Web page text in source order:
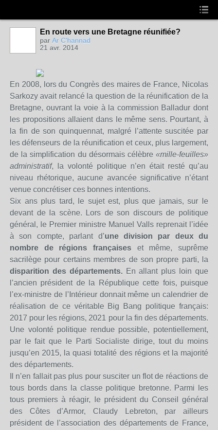
En route vers une Bretagne réunifiée?
par Ar C'hannad
21 avr. 2014
En 2008, lors du Congrès des maires de France, Nicolas
Sarkozy avait relancé la question de la réunification de la
Bretagne, ouvrant la voie à la commission Balladur dont
les propositions allaient dans le même sens. Pourtant, à
la fin de son quinquennat, malgré l’attente suscitée par
les défenseurs de la réunification et ceux, plus largement,
de la simplification du désormais célèbre «mille-feuilles»
administratif, la volonté politique n’en était resté qu’au
niveau rhétorique, aucune avancée significative n’étant
venue concrétiser ces bonnes intentions.
Six ans plus tard, le sujet est, plus que jamais, sur le
devant de la scène. Lors de son discours de politique
général, le Premier ministre Manuel Valls reprenait l’idée
à son compte, parlant d’une division par deux du
nombre de régions françaises et même, suprême
sacrilège pour certains membres de son propre parti, la
disparition des départements.En allant plus loin que
l’ancien président de la République cette fois, puisque
l’ex-ministre de l’Intérieur donnait même un calendrier de
réalisation de ce véritable Big Bang politique français:
2017 pour les régions, 2021 pour la fin des départements.
Une volonté politique rendue possible, potentiellement,
par le fait que le Parti Socialiste dirige, tout du moins
jusqu’en 2015, la quasi totalité des régions et la majorité
des départements.
Il n’en fallait pas plus pour susciter un flot de réactions de
tous bords dans la classe politique bretonne. Parmi les
tous premiers à réagir, le président du Conseil général
des Côtes d’Armor, Claudy Lebreton, par ailleurs
président de l’association des départements de France,